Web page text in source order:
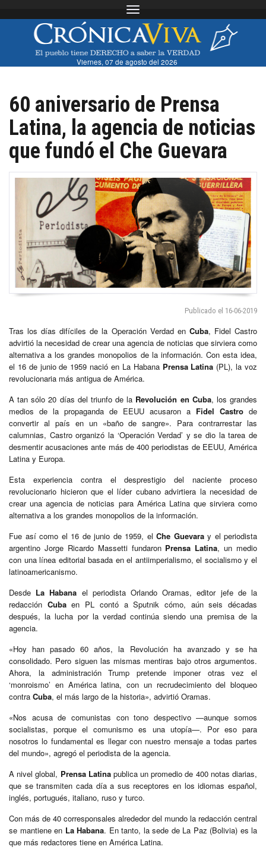
Toggle navigation
Viernes, 07 de agosto del 2026
60 aniversario de Prensa
Latina, la agencia de noticias
que fundó el Che Guevara
Publicado el 16-06-2019
Tras los días difíciles de la Operación Verdad en Cuba, Fidel Castro
advirtió la necesidad de crear una agencia de noticias que sirviera como
alternativa a los grandes monopolios de la información. Con esta idea,
el 16 de junio de 1959 nació en La Habana Prensa Latina (PL), la voz
revolucionaria más antigua de América.
A tan sólo 20 días del triunfo de la Revolución en Cuba, los grandes
medios de la propaganda de EEUU acusaron a Fidel Castro de
convertir al país en un «baño de sangre». Para contrarrestar las
calumnias, Castro organizó la ‘Operación Verdad’ y se dio la tarea de
desmentir acusaciones ante más de 400 periodistas de EEUU, América
Latina y Europa.
Esta experiencia contra el desprestigio del naciente proceso
revolucionario hicieron que el líder cubano advirtiera la necesidad de
crear una agencia de noticias para América Latina que sirviera como
alternativa a los grandes monopolios de la información.
Fue así como el 16 de junio de 1959, el Che Guevaray el periodista
argentino Jorge Ricardo Massetti fundaron Prensa Latina, un medio
con una línea editorial basada en el antiimperialismo, el socialismo y el
latinoamericanismo.
Desde La Habana el periodista Orlando Oramas, editor jefe de la
redacción Cubaen PL contó a Sputnik cómo, aún seis décadas
después, la lucha por la verdad continúa siendo una premisa de la
agencia.
«Hoy han pasado 60 años, la Revolución ha avanzado y se ha
consolidado. Pero siguen las mismas mentiras bajo otros argumentos.
Ahora, la administración Trump pretende imponer otras vez el
‘monroismo’ en América latina, con un recrudecimiento del bloqueo
contra Cuba, el más largo de la historia», advirtió Oramas.
«Nos acusa de comunistas con tono despectivo —aunque somos
socialistas, porque el comunismo es una utopía—. Por eso para
nosotros lo fundamental es llegar con nuestro mensaje a todas partes
del mundo», agregó el periodista de la agencia.
A nivel global, Prensa Latinapublica un promedio de 400 notas diarias,
que se transmiten cada día a sus receptores en los idiomas español,
inglés, portugués, italiano, ruso y turco.
Con más de 40 corresponsales alrededor del mundo la redacción central
se mantiene en La Habana. En tanto, la sede de La Paz (Bolivia) es la
que más redactores tiene en América Latina.